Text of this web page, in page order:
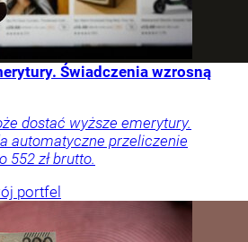
Świadczenia wzrosną
dostać wyższe emerytury.
automatyczne przeliczenie
552 zł brutto.
portfel